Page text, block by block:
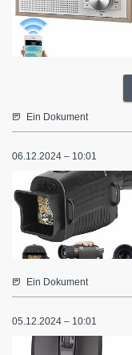
Ein Dokument
06.12.2024 – 10:01
Ein Dokument
05.12.2024 – 10:01